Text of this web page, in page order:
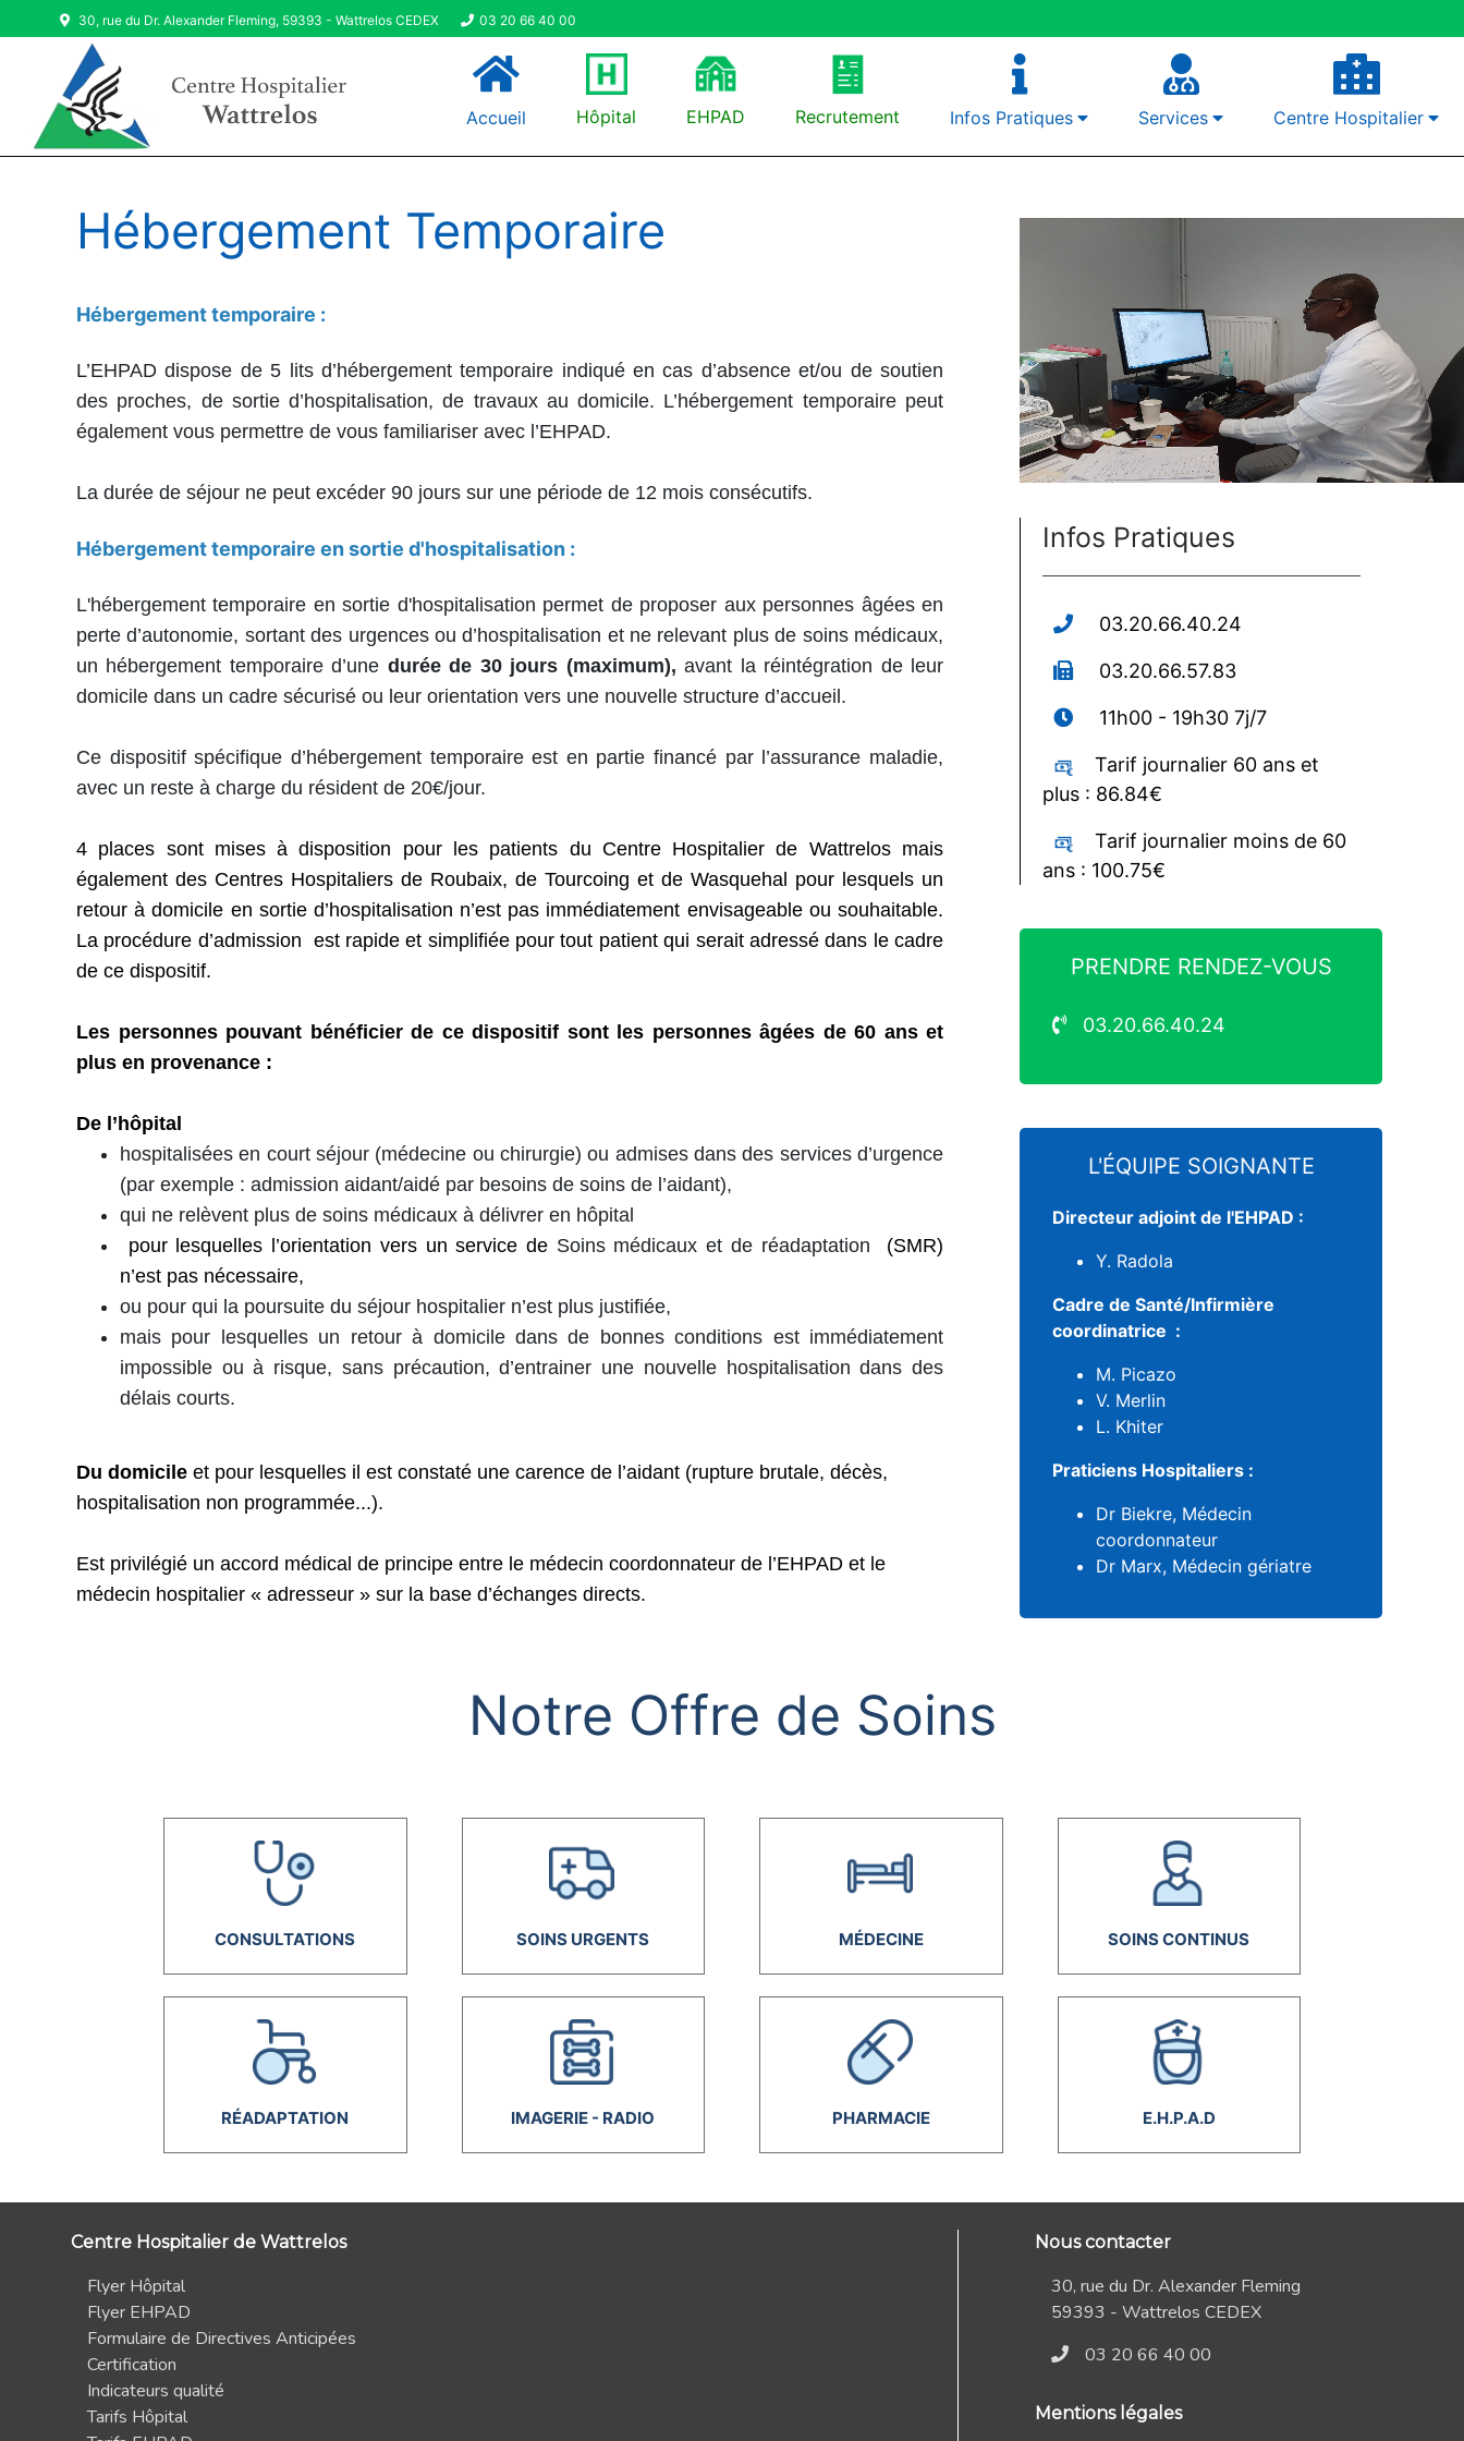
30, rue du Dr. Alexander Fleming, 59393 - Wattrelos CEDEX 03 20 66 40 00
Accueil Hôpital EHPAD Recrutement Infos Pratiques Services Centre Hospitalier
Hébergement Temporaire
Hébergement temporaire :
L’EHPAD dispose de 5 lits d’hébergement temporaire indiqué en cas d’absence et/ou de soutien
des proches, de sortie d’hospitalisation, de travaux au domicile. L’hébergement temporaire peut
également vous permettre de vous familiariser avec l’EHPAD.
La durée de séjour ne peut excéder 90 jours sur une période de 12 mois consécutifs.
Hébergement temporaire en sortie d'hospitalisation :
L'hébergement temporaire en sortie d'hospitalisation permet de proposer aux personnes âgées en
perte d’autonomie, sortant des urgences ou d’hospitalisation et ne relevant plus de soins médicaux,
un hébergement temporaire d’une duréede 30 jours (maximum),avant la réintégration de leur
domicile dans un cadre sécurisé ou leur orientation vers une nouvelle structure d’accueil.
Ce dispositif spécifique d’hébergement temporaire est en partie financé par l’assurance maladie,
avec un reste à charge du résident de 20€/jour.
4 places sont mises à disposition pour les patients du Centre Hospitalier de Wattrelos mais
également des Centres Hospitaliers de Roubaix, de Tourcoing et de Wasquehal pour lesquels un
retour à domicile en sortie d’hospitalisation n’est pas immédiatement envisageable ou souhaitable.
La procédure d’admission est rapide et simplifiée pour tout patient qui serait adressé dans le cadre
de ce dispositif.
Les personnes pouvant bénéficier de ce dispositif sont les personnes âgées de 60 ans et
plus en provenance :
De l’hôpital
hospitalisées en court séjour (médecine ou chirurgie) ou admises dans des services d’urgence
(par exemple : admission aidant/aidé par besoins de soins de l’aidant),
qui ne relèvent plus de soins médicaux à délivrer en hôpital
pour lesquelles l’orientation vers un service de Soins médicaux et de réadaptation
(SMR)
n’est pas nécessaire,
ou pour qui la poursuite du séjour hospitalier n’est plus justifiée,
mais pour lesquelles un retour à domicile dans de bonnes conditions est immédiatement
impossible ou à risque, sans précaution, d’entrainer une nouvelle hospitalisation dans des
délais courts.
Du domicile et pour lesquelles il est constaté une carence de l’aidant (rupture brutale, décès,
hospitalisation non programmée...).
Est privilégié un accord médical de principe entre le médecin coordonnateur de l’EHPAD et le
médecin hospitalier « adresseur » sur la base d’échanges directs.
Infos Pratiques
03.20.66.40.24
03.20.66.57.83
11h00 - 19h30 7j/7
Tarif journalier 60 ans et
plus : 86.84€
Tarif journalier moins de 60
ans : 100.75€
PRENDRE RENDEZ-VOUS
03.20.66.40.24
L'ÉQUIPE SOIGNANTE
Directeur adjoint de l'EHPAD :
Y. Radola
Cadre de Santé/Infirmière
coordinatrice :
M. Picazo
V. Merlin
L. Khiter
Praticiens Hospitaliers :
Dr Biekre, Médecin
coordonnateur
Dr Marx, Médecin gériatre
Notre Offre de Soins
CONSULTATIONS SOINS URGENTS MÉDECINE SOINS CONTINUS
RÉADAPTATION IMAGERIE - RADIO PHARMACIE E.H.P.A.D
Centre Hospitalier de Wattrelos
Flyer Hôpital
Flyer EHPAD
Formulaire de Directives Anticipées
Certification
Indicateurs qualité
Tarifs Hôpital
Nous contacter
30, rue du Dr. Alexander Fleming
59393 - Wattrelos CEDEX
03 20 66 40 00
Mentions légales